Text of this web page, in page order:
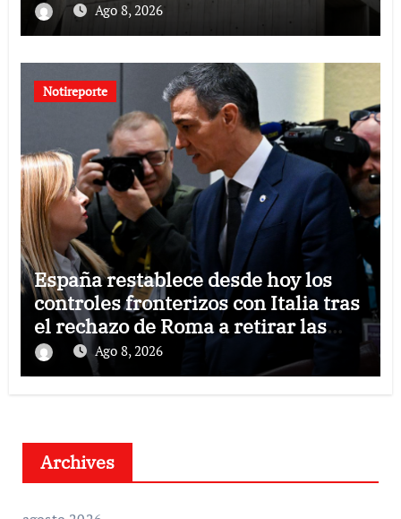
Ago 8, 2026
Notireporte
España restablece desde hoy los
controles fronterizos con Italia tras
el rechazo de Roma a retirar las
restricciones
Ago 8, 2026
Archives